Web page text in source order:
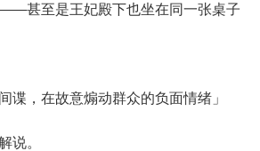
至是王妃殿下也坐在同一张桌子
，在故意煽动群众的负面情绪」
。